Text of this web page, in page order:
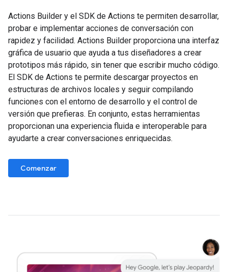
Actions Builder y el SDK de Actions te permiten desarrollar,
probar e implementar acciones de conversación con
rapidez y facilidad. Actions Builder proporciona una interfaz
gráfica de usuario que ayuda a tus diseñadores a crear
prototipos más rápido, sin tener que escribir mucho código.
El SDK de Actions te permite descargar proyectos en
estructuras de archivos locales y seguir compilando
funciones con el entorno de desarrollo y el control de
versión que prefieras. En conjunto, estas herramientas
proporcionan una experiencia fluida e interoperable para
ayudarte a crear conversaciones enriquecidas.
Comenzar